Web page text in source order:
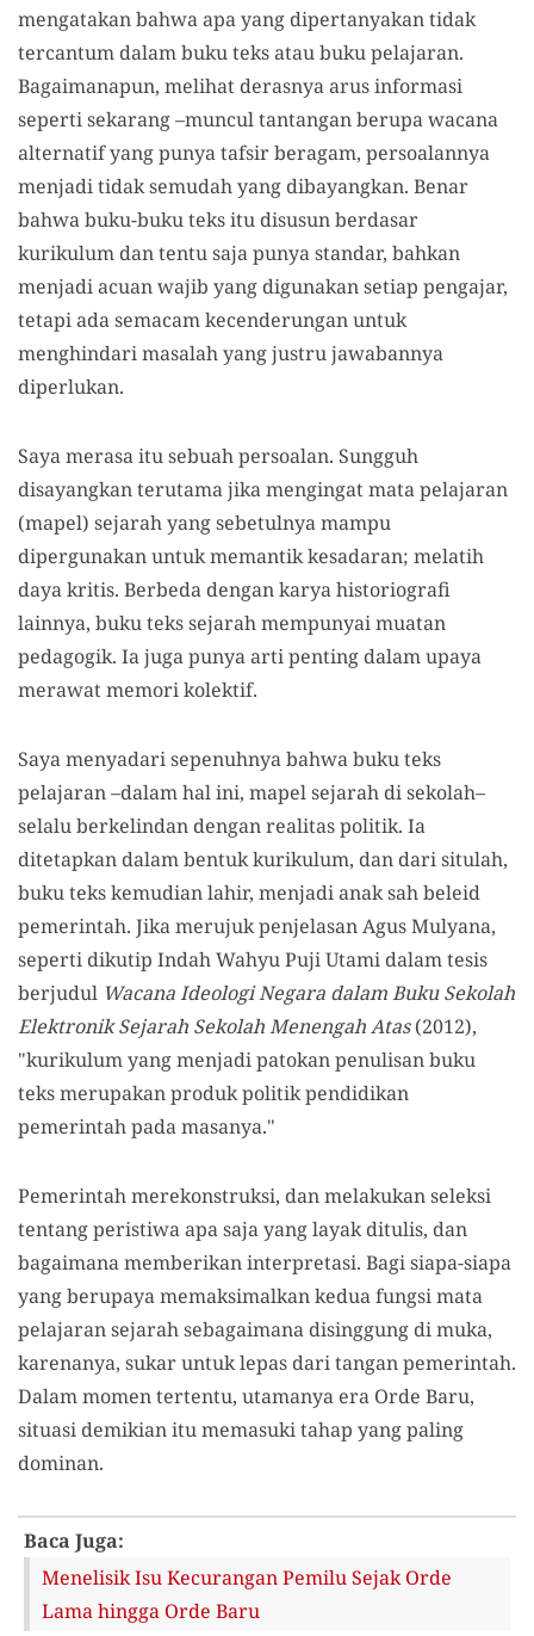
mengatakan bahwa apa yang dipertanyakan tidak
tercantum dalam buku teks atau buku pelajaran.
Bagaimanapun, melihat derasnya arus informasi
seperti sekarang –muncul tantangan berupa wacana
alternatif yang punya tafsir beragam, persoalannya
menjadi tidak semudah yang dibayangkan. Benar
bahwa buku-buku teks itu disusun berdasar
kurikulum dan tentu saja punya standar, bahkan
menjadi acuan wajib yang digunakan setiap pengajar,
tetapi ada semacam kecenderungan untuk
menghindari masalah yang justru jawabannya
diperlukan.
Saya merasa itu sebuah persoalan. Sungguh
disayangkan terutama jika mengingat mata pelajaran
(mapel) sejarah yang sebetulnya mampu
dipergunakan untuk memantik kesadaran; melatih
daya kritis. Berbeda dengan karya historiografi
lainnya, buku teks sejarah mempunyai muatan
pedagogik. Ia juga punya arti penting dalam upaya
merawat memori kolektif.
Saya menyadari sepenuhnya bahwa buku teks
pelajaran –dalam hal ini, mapel sejarah di sekolah–
selalu berkelindan dengan realitas politik. Ia
ditetapkan dalam bentuk kurikulum, dan dari situlah,
buku teks kemudian lahir, menjadi anak sah beleid
pemerintah. Jika merujuk penjelasan Agus Mulyana,
seperti dikutip Indah Wahyu Puji Utami dalam tesis
berjudul Wacana Ideologi Negara dalam Buku Sekolah
Elektronik Sejarah Sekolah Menengah Atas(2012),
"kurikulum yang menjadi patokan penulisan buku
teks merupakan produk politik pendidikan
pemerintah pada masanya."
Pemerintah merekonstruksi, dan melakukan seleksi
tentang peristiwa apa saja yang layak ditulis, dan
bagaimana memberikan interpretasi. Bagi siapa-siapa
yang berupaya memaksimalkan kedua fungsi mata
pelajaran sejarah sebagaimana disinggung di muka,
karenanya, sukar untuk lepas dari tangan pemerintah.
Dalam momen tertentu, utamanya era Orde Baru,
situasi demikian itu memasuki tahap yang paling
dominan.
Baca Juga:
Menelisik Isu Kecurangan Pemilu Sejak Orde
Lama hingga Orde Baru